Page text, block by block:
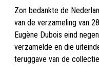
Zon bedankte de
van de verzameling van
Eugène Dubois eind
verzamelde en die
teruggave van de